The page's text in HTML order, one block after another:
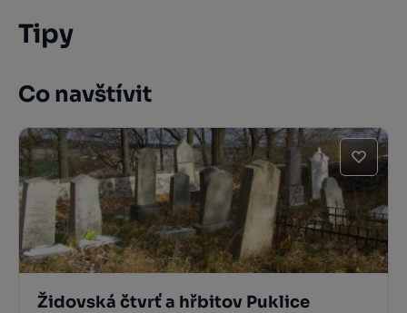
Tipy
Co navštívit
Židovská čtvrť a hřbitov Puklice